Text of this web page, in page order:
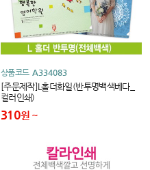
상품코드 A334083
[주문제작]L홀더화일(반투명백색베다_
컬러인쇄)
310원